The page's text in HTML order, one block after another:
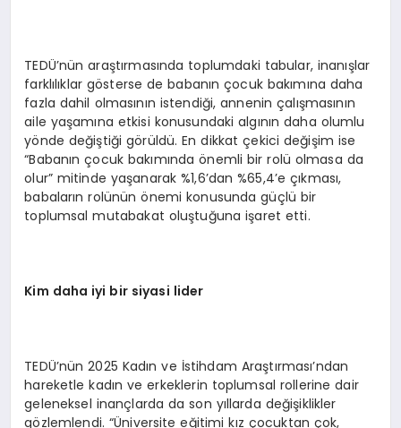
TEDÜ’nün araştırmasında toplumdaki tabular, inanışlar
farklılıklar gösterse de babanın çocuk bakımına daha
fazla dahil olmasının istendiği, annenin çalışmasının
aile yaşamına etkisi konusundaki algının daha olumlu
yönde değiştiği görüldü. En dikkat çekici değişim ise
“Babanın çocuk bakımında önemli bir rolü olmasa da
olur” mitinde yaşanarak %1,6’dan %65,4’e çıkması,
babaların rolünün önemi konusunda güçlü bir
toplumsal mutabakat oluştuğuna işaret etti.
Kim daha iyi bir siyasi lider
TEDÜ’nün 2025 Kadın ve İstihdam Araştırması’ndan
hareketle kadın ve erkeklerin toplumsal rollerine dair
geleneksel inançlarda da son yıllarda değişiklikler
gözlemlendi. “Üniversite eğitimi kız çocuktan çok,